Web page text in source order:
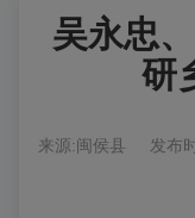
吴永忠
研
来源:闽侯县 发布